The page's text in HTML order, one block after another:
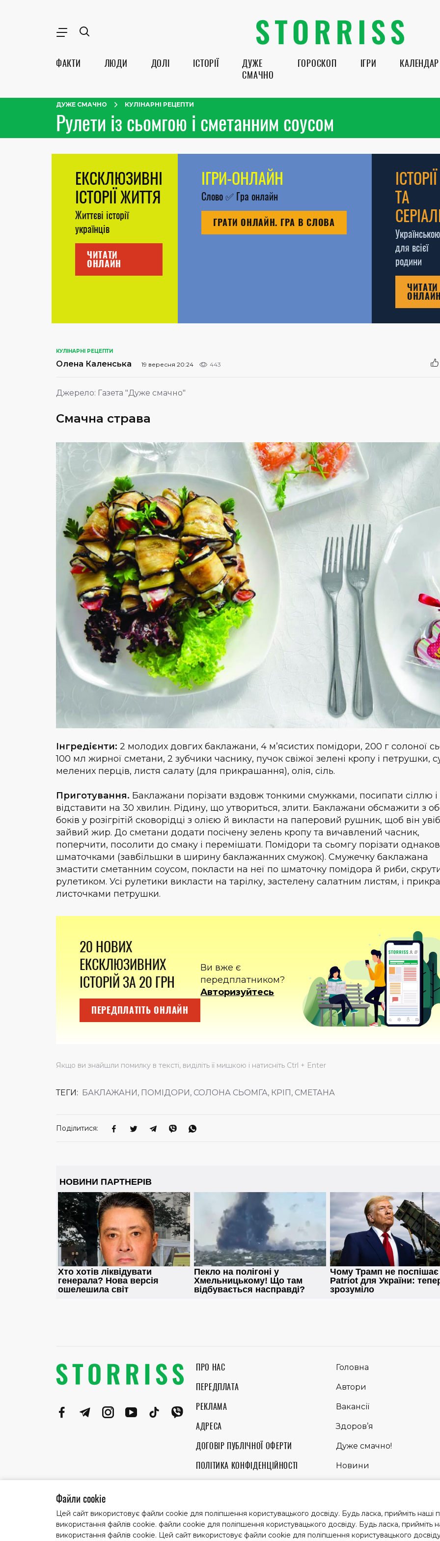
ФАКТИ ЛЮДИ ДОЛІ ІСТОРІЇ
ДУЖЕ
СМАЧНО
ГОРОСКОП ІГРИ КАЛЕНДАР
ДУЖЕ СМАЧНО КУЛІНАРНІ РЕЦЕПТИ
Рулети із сьомгою і сметанним соусом
ЕКСКЛЮЗИВНІ
ІСТОРІЇ ЖИТТЯ
Життєві історії
українців
ЧИТАТИ
ОНЛАЙН
ІГРИ-ОНЛАЙН
Слово✅Гра онлайн
ГРАТИ ОНЛАЙН. ГРА В СЛОВА
ІСТОРІЇ
ТА
Українською
для всієї
родини
ЧИТАТИ
ОНЛАЙН
КУЛІНАРНІ РЕЦЕПТИ
Олена Каленська 19 вересня 20:24 443
Джерело: Газета "Дуже смачно"
Смачна страва
Інгредієнти: 2 молодих довгих баклажани, 4 м’ясистих помідори, 200 г солоної
100 мл жирної сметани, 2 зубчики часнику, пучок свіжої зелені кропу і петрушки,
мелених перців, листя салату (для прикрашання), олія, сіль.
Приготування. Баклажани порізати вздовж тонкими смужками, посипати сіллю і
відставити на 30 хвилин. Рідину, що утвориться, злити. Баклажани обсмажити з
боків у розігрітій сковорідці з олією й викласти на паперовий рушник, щоб він
зайвий жир. До сметани додати посічену зелень кропу та вичавлений часник,
поперчити, посолити до смаку і перемішати. Помідори та сьомгу порізати
шматочками (завбільшки в ширину баклажанних смужок). Смужечку баклажана
змастити сметанним соусом, покласти на неї по шматочку помідора й риби,
рулетиком. Усі рулетики викласти на тарілку, застелену салатним листям, і
листочками петрушки.
20 НОВИХ
ЕКСКЛЮЗИВНИХ
ІСТОРІЙ ЗА 20 ГРН
ПЕРЕДПЛАТІТЬ ОНЛАЙН
Ви вже є
передплатником?
Авторизуйтесь
Якщо ви знайшли помилку в тексті, виділіть її мишкою і натисніть Ctrl + Enter
ТЕГИ: БАКЛАЖАНИ, ПОМІДОРИ, СОЛОНА СЬОМГА, КРІП, СМЕТАНА
Поділитися:
ПРО НАС
ПЕРЕДПЛАТА
РЕКЛАМА
АДРЕСА
ДОГОВІР ПУБЛІЧНОЇ ОФЕРТИ
ПОЛІТИКА КОНФІДЕНЦІЙНОСТІ
Головна
Автори
Вакансії
Здоров’я
Дуже смачно!
Новини
Матеріали із заголовком "Партнерські історії" публікуємо на правах реклами
© 2022 Всі права захищені.
Файли cookie
Цей сайт використовує файли cookie для поліпшення користувацького досвіду. Будь ласка, прийміть наші
використання файлів cookie. файли cookie для поліпшення користувацького досвіду. Будь ласка, прийміть
використання файлів cookie. Цей сайт використовує файли cookie для поліпшення користувацького